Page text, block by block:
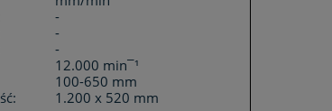
-
-
-
12.000 min¯¹
100-650 mm
1.200 x 520 mm